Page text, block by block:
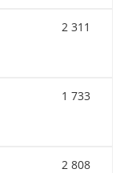
2 311
1 733
2 808